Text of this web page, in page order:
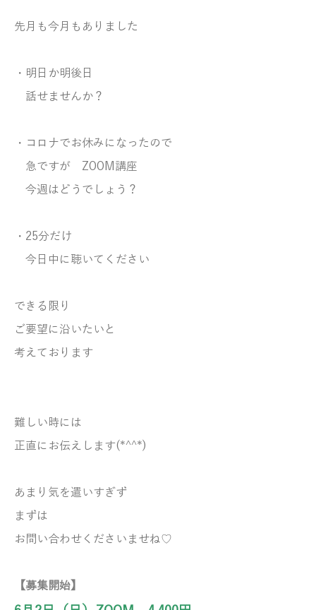
先月も今月もありました
・明日か明後日
話せませんか？
・コロナでお休みになったので
急ですが ZOOM講座
今週はどうでしょう？
・25分だけ
今日中に聴いてください
できる限り
ご要望に沿いたいと
考えております
難しい時には
正直にお伝えします(*^^*)
あまり気を遣いすぎず
まずは
お問い合わせくださいませね♡
【募集開始】